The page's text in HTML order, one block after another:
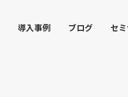
導入事例 ブログ セ